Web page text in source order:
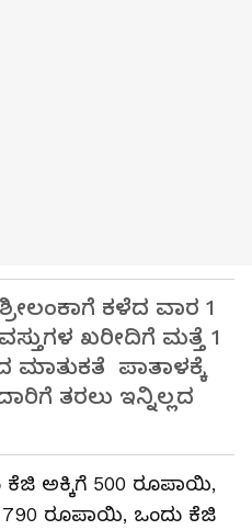
ಕಳೆದ ವಾರ 1
ಖರೀದಿಗೆ ಮತ್ತೆ 1
ಪಾತಾಳಕ್ಕೆ
ತರಲು ಇನ್ನಿಲ್ಲದ
ಕೆಜಿ ಅಕ್ಕಿಗೆ 500 ರೂಪಾಯಿ,
790 ರೂಪಾಯಿ, ಒಂದು ಕೆಜಿ